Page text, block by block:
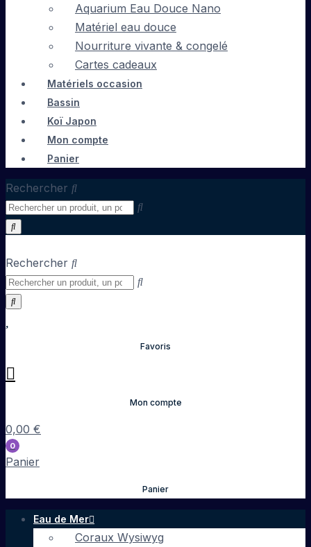
Aquarium Eau Douce Nano
Matériel eau douce
Nourriture vivante & congelé
Cartes cadeaux
Matériels occasion
Bassin
Koï Japon
Mon compte
Panier
Rechercher
Rechercher
Favoris
Mon compte
0,00 €
0
Panier
Panier
Eau de Mer
Coraux Wysiwyg